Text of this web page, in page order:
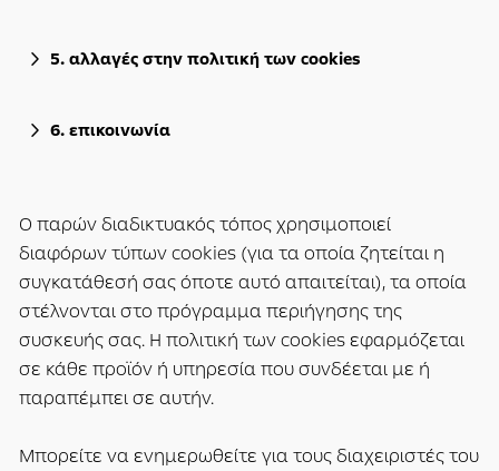
5. αλλαγές στην πολιτική των cookies
6. επικοινωνία
Ο παρών διαδικτυακός τόπος χρησιμοποιεί
διαφόρων τύπων cookies (για τα οποία ζητείται η
συγκατάθεσή σας όποτε αυτό απαιτείται), τα οποία
στέλνονται στο πρόγραμμα περιήγησης της
συσκευής σας. Η πολιτική των cookies εφαρμόζεται
σε κάθε προϊόν ή υπηρεσία που συνδέεται με ή
παραπέμπει σε αυτήν.
Μπορείτε να ενημερωθείτε για τους διαχειριστές του